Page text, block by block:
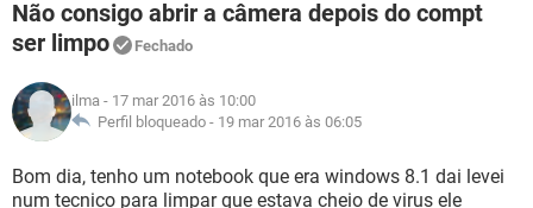
INSTAGRAM GMAIL
GUIA DE COMPRAS
OUTLOOK
GUIA DE COMPRAS
JOGOS WHATSAPP
CELULAR
OUTLOOK
INSTAGRAM
GUIA DE COMPRAS
FÓRUM
CELULAR FACEBOOK
INSTAGRAM GMAIL
GLOSSÁRIO
JOGOS
CELULAR FACEBOOK
Não consigo abrir a câmera depois do compt
ser limpo
Fechado
ilma - 17 mar 2016 às 10:00
Perfil bloqueado - 19 mar 2016 às 06:05
Bom dia, tenho um notebook que era windows 8.1 dai levei
num tecnico para limpar que estava cheio de virus ele